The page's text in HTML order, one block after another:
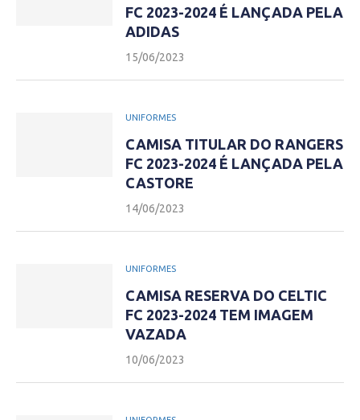
FC 2023-2024 É LANÇADA PELA
ADIDAS
15/06/2023
UNIFORMES
CAMISA TITULAR DO RANGERS
FC 2023-2024 É LANÇADA PELA
CASTORE
14/06/2023
UNIFORMES
CAMISA RESERVA DO CELTIC
FC 2023-2024 TEM IMAGEM
VAZADA
10/06/2023